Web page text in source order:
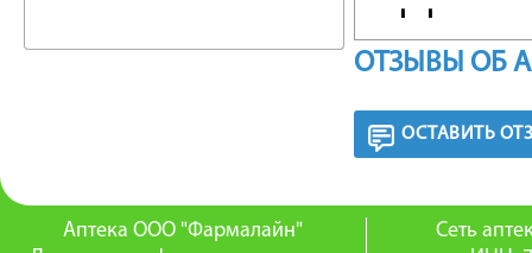
на
ОТЗЫВЫ ОБ
ОСТАВИТЬ
Аптека ООО "Фармалайн"
Сеть